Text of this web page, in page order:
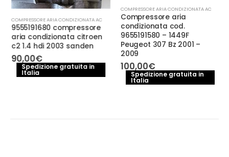
E PERFORMANCE
COMPRESSORE ARIA CONDIZIONATA AC
9555191680 compressore
aria condizionata citroen
c2 1.4 hdi 2003 sanden
90,00€
Spedizione gratuita in
Italia
COMPRESSORE ARIA CONDIZIONATA AC
Compressore aria
condizionata cod.
9655191580 – 1449F
Peugeot 307 Bz 2001 –
2009
100,00€
Spedizione gratuita in
Italia